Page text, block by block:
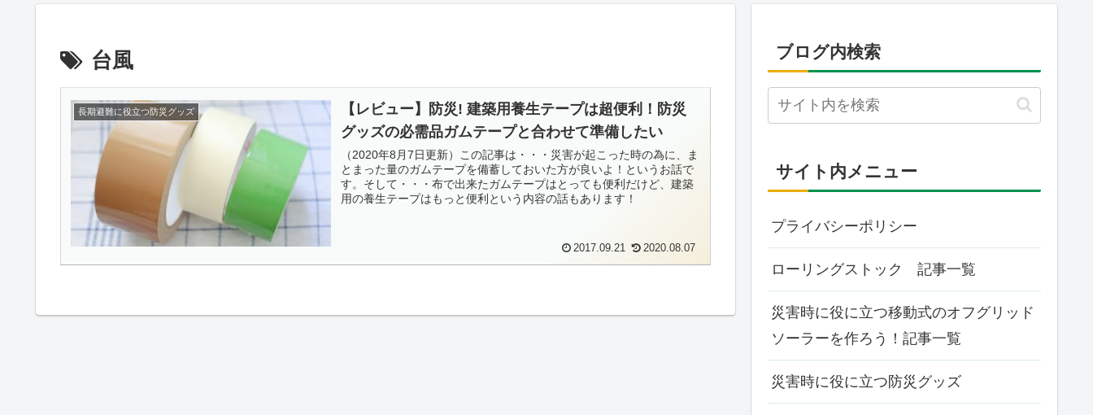
台風
長期避難に役立つ防災グッズ
【レビュー】防災! 建築用養生テープは超便利！防災
グッズの必需品ガムテープと合わせて準備したい
（2020年8月7日更新）この記事は・・・災害が起こった時の為に、ま
とまった量のガムテープを備蓄しておいた方が良いよ！というお話で
す。そして・・・布で出来たガムテープはとっても便利だけど、建築
用の養生テープはもっと便利という内容の話もあります！
2017.09.21 2020.08.07
ブログ内検索
サイト内メニュー
プライバシーポリシー
ローリングストック 記事一覧
災害時に役に立つ移動式のオフグリッド
ソーラーを作ろう！記事一覧
災害時に役に立つ防災グッズ